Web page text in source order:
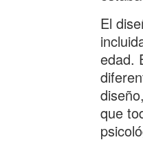
El
edad.
que